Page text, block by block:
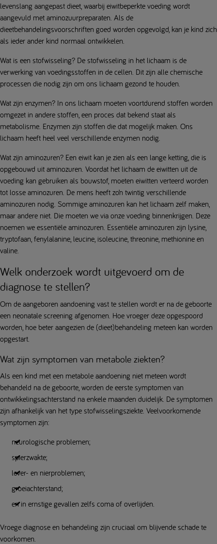
levenslang aangepast dieet, waarbij eiwitbeperkte voeding wordt
aangevuld met aminozuurpreparaten. Als de
dieetbehandelingsvoorschriften goed worden opgevolgd, kan je kind zich
als ieder ander kind normaal ontwikkelen.
Wat is een stofwisseling? De stofwisseling in het lichaam is de
verwerking van voedingsstoffen in de cellen. Dit zijn alle chemische
processen die nodig zijn om ons lichaam gezond te houden.
Wat zijn enzymen? In ons lichaam moeten voortdurend stoffen worden
omgezet in andere stoffen, een proces dat bekend staat als
metabolisme. Enzymen zijn stoffen die dat mogelijk maken. Ons
lichaam heeft heel veel verschillende enzymen nodig.
Wat zijn aminozuren? Een eiwit kan je zien als een lange ketting, die is
opgebouwd uit aminozuren. Voordat het lichaam de eiwitten uit de
voeding kan gebruiken als bouwstof, moeten eiwitten verteerd worden
tot losse aminozuren. De mens heeft zo’n twintig verschillende
aminozuren nodig. Sommige aminozuren kan het lichaam zelf maken,
maar andere niet. Die moeten we via onze voeding binnenkrijgen. Deze
noemen we essentiële aminozuren. Essentiële aminozuren zijn lysine,
tryptofaan, fenylalanine, leucine, isoleucine, threonine, methionine en
valine.
Welk onderzoek wordt uitgevoerd om de
diagnose te stellen?
Om de aangeboren aandoening vast te stellen wordt er na de geboorte
een neonatale screening afgenomen. Hoe vroeger deze opgespoord
worden, hoe beter aangezien de (dieet)behandeling meteen kan worden
opgestart.
Wat zijn symptomen van metabole ziekten?
Als een kind met een metabole aandoening niet meteen wordt
behandeld na de geboorte, worden de eerste symptomen van
ontwikkelingsachterstand na enkele maanden duidelijk. De symptomen
zijn afhankelijk van het type stofwisselingsziekte. Veelvoorkomende
symptomen zijn:
neurologische problemen;
spierzwakte;
lever- en nierproblemen;
groeiachterstand;
en in ernstige gevallen zelfs coma of overlijden.
Vroege diagnose en behandeling zijn cruciaal om blijvende schade te
voorkomen.